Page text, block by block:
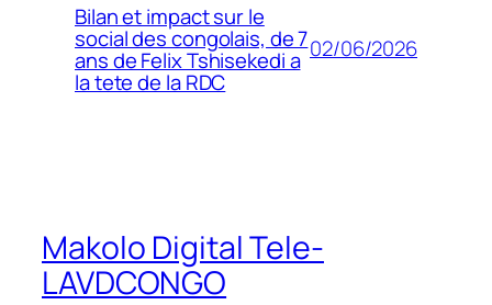
Bilan et impact sur le
social des congolais, de 7
ans de Felix Tshisekedi a
la tete de la RDC
02/06/2026
Makolo Digital Tele-
LAVDCONGO